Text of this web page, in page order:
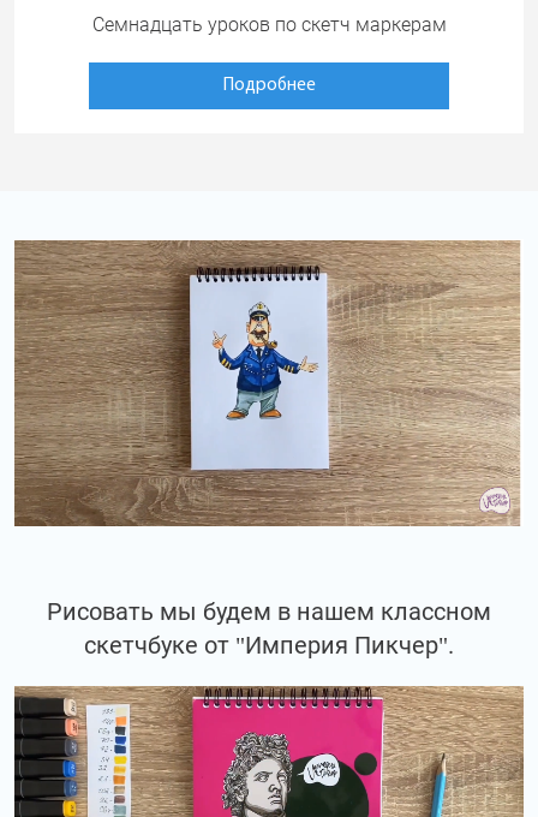
Семнадцать уроков по скетч маркерам
Подробнее
Рисовать мы будем в нашем классном
скетчбуке от "Империя Пикчер".